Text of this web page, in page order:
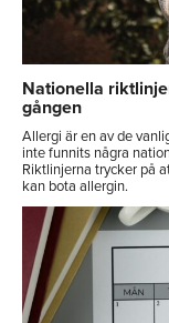
Nationella
gången
Allergi är en av de
inte funnits några
Riktlinjerna trycker på
kan bota allergin.